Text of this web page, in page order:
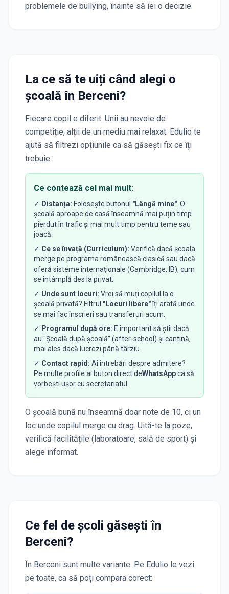
problemele de bullying, înainte să iei o decizie.
La ce să te uiți când alegi o
școalăîn Berceni?
Fiecare copil e diferit. Unii au nevoie de
competiție, alții de un mediu mai relaxat. Edulio te
ajută să filtrezi opțiunile ca să găsești fix ce îți
trebuie:
Ce contează cel mai mult:
✓ Distanța: Folosește butonul "Lângă mine" . O
școală aproape de casă înseamnă mai puțin timp
pierdut în trafic și mai mult timp pentru teme sau
joacă.
✓ Ce se învață (Curriculum): Verifică dacă școala
merge pe programa românească clasică sau dacă
oferă sisteme internaționale (Cambridge, IB), cum
se întâmplă des la privat.
✓ Unde sunt locuri: Vrei să muți copilul la o
școală privată? Filtrul "Locuri libere"îți arată unde
se mai fac înscrieri sau transferuri acum.
✓ Programul după ore: E important să știi dacă
au "Școală după școală" (after-school) și cantină,
mai ales dacă lucrezi până târziu.
✓ Contact rapid: Ai întrebări despre admitere?
Pe multe profile ai buton direct deWhatsAppca să
vorbești ușor cu secretariatul.
O școală bună nu înseamnă doar note de 10, ci un
loc unde copilul merge cu drag. Uită-te la poze,
verifică facilitățile (laboratoare, sală de sport) și
alege informat.
Ce fel de școli găsești în
Berceni?
În Berceni sunt multe variante. Pe Edulio le vezi
pe toate, ca să poți compara corect: